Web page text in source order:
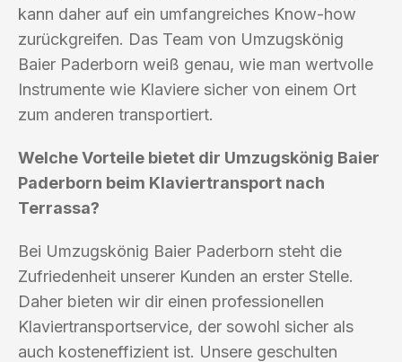
kann daher auf ein umfangreiches Know-how
zurückgreifen. Das Team von Umzugskönig
Baier Paderborn weiß genau, wie man wertvolle
Instrumente wie Klaviere sicher von einem Ort
zum anderen transportiert.
Welche Vorteile bietet dir Umzugskönig Baier
Paderborn beim Klaviertransport nach
Terrassa?
Bei Umzugskönig Baier Paderborn steht die
Zufriedenheit unserer Kunden an erster Stelle.
Daher bieten wir dir einen professionellen
Klaviertransportservice, der sowohl sicher als
auch kosteneffizient ist. Unsere geschulten